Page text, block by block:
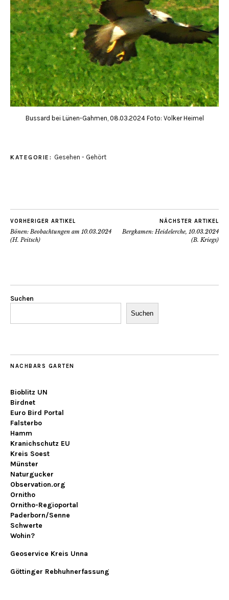
Bussard bei Lünen-Gahmen, 08.03.2024 Foto: Volker Heimel
KATEGORIE: Gesehen - Gehört
VORHERIGER ARTIKEL
Bönen: Beobachtungen am 10.03.2024
(H. Peitsch)
NÄCHSTER ARTIKEL
Bergkamen: Heidelerche, 10.03.2024
(B. Kriegs)
Suchen
Suchen
NACHBARS GARTEN
Bioblitz UN
Birdnet
Euro Bird Portal
Falsterbo
Hamm
Kranichschutz EU
Kreis Soest
Münster
Naturgucker
Observation.org
Ornitho
Ornitho-Regioportal
Paderborn/Senne
Schwerte
Wohin?
Geoservice Kreis Unna
Göttinger Rebhuhnerfassung